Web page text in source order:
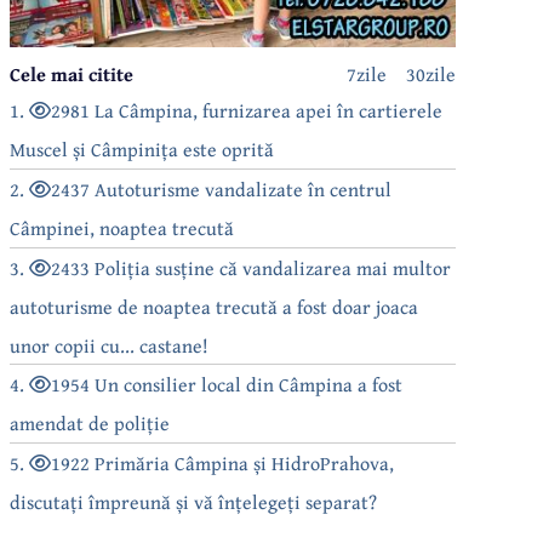
30zile
7zile
Cele mai citite
1.
2981 La Câmpina, furnizarea apei în cartierele
Muscel și Câmpinița este oprită
2.
2437 Autoturisme vandalizate în centrul
Câmpinei, noaptea trecută
3.
2433 Poliția susține că vandalizarea mai multor
autoturisme de noaptea trecută a fost doar joaca
unor copii cu... castane!
4.
1954 Un consilier local din Câmpina a fost
amendat de poliție
5.
1922 Primăria Câmpina și HidroPrahova,
discutați împreună și vă înțelegeți separat?